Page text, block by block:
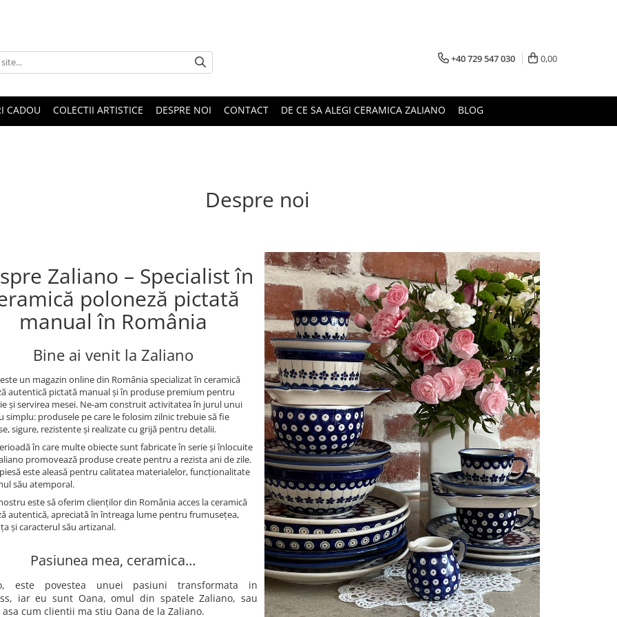
+40 729 547 030 0,00
CADOU COLECTII ARTISTICE DESPRE NOI CONTACT DE CE SA ALEGI CERAMICA ZALIANO BLOG
Despre noi
Zaliano – Specialist în
poloneză pictată
manual în România
Bine ai venit la Zaliano
un magazin online din România specializat în ceramică
autentică pictată manual și în produse premium pentru
și servirea mesei. Ne-am construit activitatea în jurul unui
simplu: produsele pe care le folosim zilnic trebuie să fie
sigure, rezistente și realizate cu grijă pentru detalii.
în care multe obiecte sunt fabricate în serie și înlocuite
promovează produse create pentru a rezista ani de zile.
este aleasă pentru calitatea materialelor, funcționalitate
său atemporal.
este să oferim clienților din România acces la ceramică
autentică, apreciată în întreaga lume pentru frumusețea,
și caracterul său artizanal.
Pasiunea mea, ceramica…
este povestea unuei pasiuni transformata in
iar eu sunt Oana, omul din spatele Zaliano, sau
cum clientii ma stiu Oana de la Zaliano.